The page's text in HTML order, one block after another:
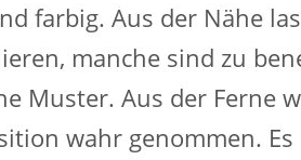
farbig. Aus der Nähe
manche sind zu
Muster. Aus der Ferne
wahr genommen.